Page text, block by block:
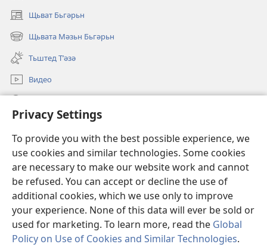
Privacy Settings
To provide you with the best possible experience, we
use cookies and similar technologies. Some cookies
are necessary to make our website work and cannot
be refused. You can accept or decline the use of
additional cookies, which we use only to improve
your experience. None of this data will ever be sold or
used for marketing. To learn more, read the Global
Policy on Use of Cookies and Similar Technologies.
Щьват Бьгәрьн
(opens
new
window)
Щьвата Мәзьн Бьгәрьн
(opens
new
window)
Тьштед Тʹәзә
Видео
(opens
window)КʹЬТЕБХАНӘЙА ОНЛАЙН йа Бьрща Qәрәwьлийе
(opens
new
window)JW Hub ®
(opens
new
window)